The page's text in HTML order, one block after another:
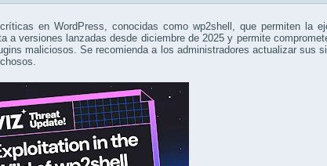
en WordPress, conocidas como wp2shell, que permiten la
a versiones lanzadas desde diciembre de 2025 y permite
maliciosos. Se recomienda a los administradores actualizar sus